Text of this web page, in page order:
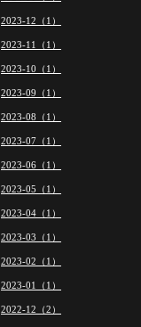
2023-12（1）
2023-11（1）
2023-10（1）
2023-09（1）
2023-08（1）
2023-07（1）
2023-06（1）
2023-05（1）
2023-04（1）
2023-03（1）
2023-02（1）
2023-01（1）
2022-12（2）